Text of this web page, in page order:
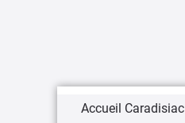
Accueil Caradisiac